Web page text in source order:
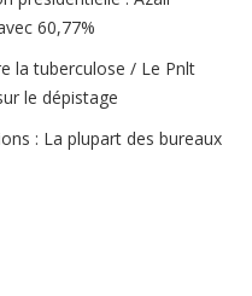
60,77%
la tuberculose / Le Pnlt
le dépistage
: La plupart des bureaux